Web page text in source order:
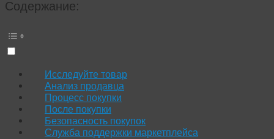
Содержание:
Исследуйте товар
Анализ продавца
Процесс покупки
После покупки
Безопасность покупок
Служба поддержки маркетплейса